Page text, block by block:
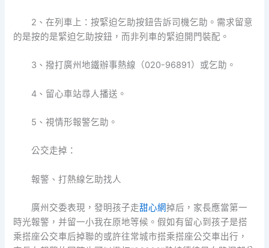
2、在列車上：按緊迫乞助按鈕告訴司機乞助。需求留意
的是按的是緊迫乞助按鈕，而非列車的緊迫開門裝配。
3、撥打廣州地鐵辦事熱線（020-96891）或乞助。
4、留心車站尋人播送。
5、視情形報警乞助。
公交走掉：
報警、打熱線乞助找人
廣州交委表現，發明孩子走甜心網掉后，家長應當第一
時光報警，并留一小我在原地等候。假如有留心到孩子是搭
乘搭座公交車后掉聯的或許往常城市搭乘搭座公交車出行，